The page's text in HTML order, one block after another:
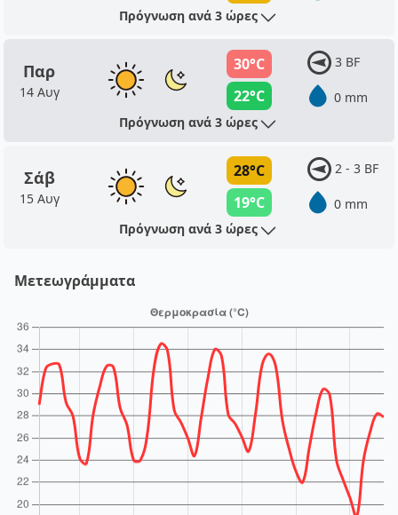
Πρόγνωση ανά 3 ώρες
Παρ
14 Αυγ
30°C
22°C
3 BF
0 mm
Πρόγνωση ανά 3 ώρες
Σάβ
15 Αυγ
28°C
19°C
2 - 3 BF
0 mm
Πρόγνωση ανά 3 ώρες
Μετεωγράμματα